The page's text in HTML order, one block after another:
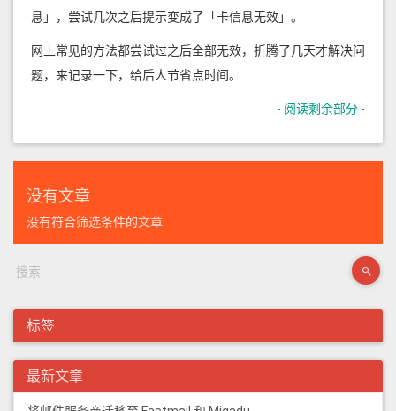
息」，尝试几次之后提示变成了「卡信息无效」。
网上常见的方法都尝试过之后全部无效，折腾了几天才解决问
题，来记录一下，给后人节省点时间。
- 阅读剩余部分 -
没有文章
没有符合筛选条件的文章.
标签
最新文章